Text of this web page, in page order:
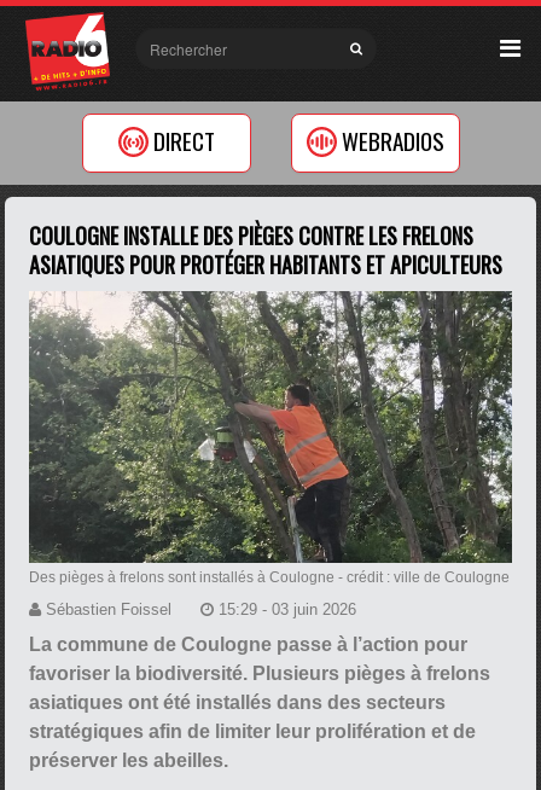
DIRECT WEBRADIOS
COULOGNE INSTALLE DES PIÈGES CONTRE LES FRELONS
ASIATIQUES POUR PROTÉGER HABITANTS ET APICULTEURS
Des pièges à frelons sont installés à Coulogne - crédit : ville de Coulogne
Sébastien Foissel 15:29 - 03 juin 2026
La commune de Coulogne passe à l’action pour
favoriser la biodiversité. Plusieurs pièges à frelons
asiatiques ont été installés dans des secteurs
stratégiques afin de limiter leur prolifération et de
préserver les abeilles.